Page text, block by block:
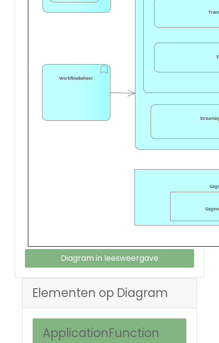
Diagram in leesweergave
Elementen op Diagram
ApplicationFunction